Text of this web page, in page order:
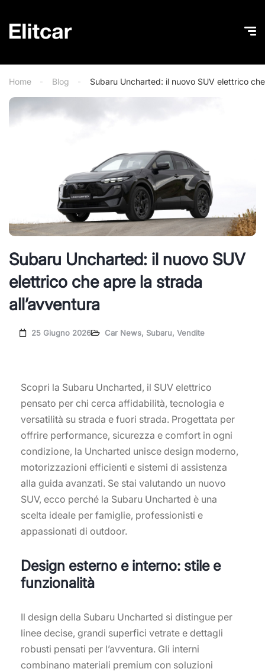
Home Blog Subaru Uncharted: il nuovo SUV elettrico
Subaru Uncharted: il nuovo SUV
elettrico che apre la strada
all’avventura
25 Giugno 2026 Car News, Subaru, Vendite
Scopri la Subaru Uncharted, il SUV elettrico
pensato per chi cerca affidabilità, tecnologia e
versatilità su strada e fuori strada. Progettata per
offrire performance, sicurezza e comfort in ogni
condizione, la Uncharted unisce design moderno,
motorizzazioni efficienti e sistemi di assistenza
alla guida avanzati. Se stai valutando un nuovo
SUV, ecco perché la Subaru Uncharted è una
scelta ideale per famiglie, professionisti e
appassionati di outdoor.
Design esterno e interno: stile e
funzionalità
Il design della Subaru Uncharted si distingue per
linee decise, grandi superfici vetrate e dettagli
robusti pensati per l’avventura. Gli interni
combinano materiali premium con soluzioni